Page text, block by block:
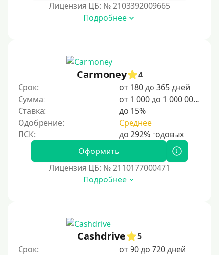
Лицензия ЦБ: № 2103392009665
Подробнее
Carmoney
4
Срок:
от 180 до 365 дней
Сумма:
от 1 000 до 1 000 000 ₽
Ставка:
до 15%
Одобрение:
Среднее
Оформить
Лицензия ЦБ: № 2110177000471
Подробнее
Cashdrive
5
Срок:
от 90 до 720 дней